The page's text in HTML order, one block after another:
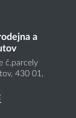
a
č.parcely
430 01,